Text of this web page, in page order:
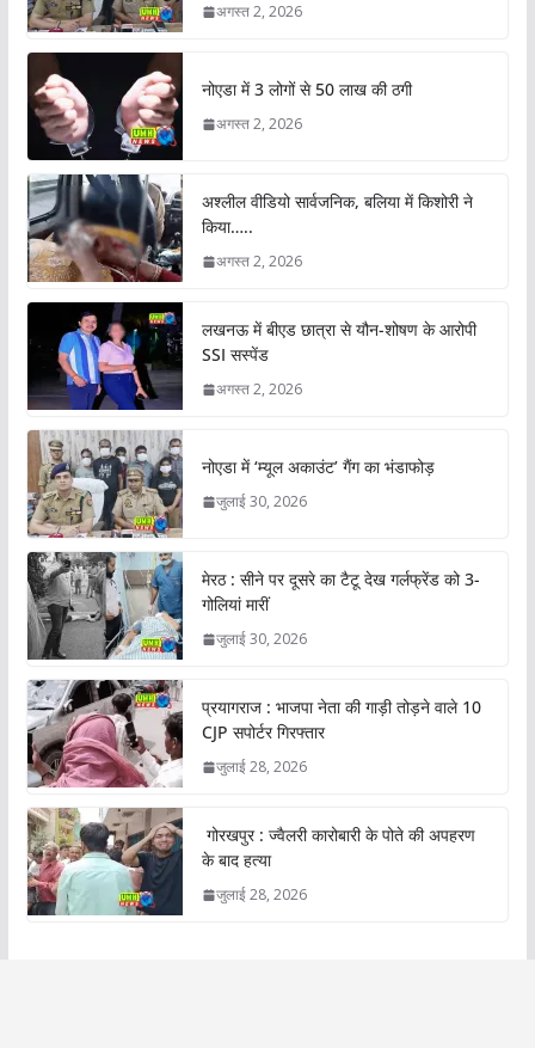
अगस्त 2, 2026
नोएडा में 3 लोगों से 50 लाख की ठगी
अगस्त 2, 2026
अश्लील वीडियो सार्वजनिक, बलिया में किशोरी ने
किया…..
अगस्त 2, 2026
लखनऊ में बीएड छात्रा से यौन-शोषण के आरोपी
SSI सस्पेंड
अगस्त 2, 2026
नोएडा में ‘म्यूल अकाउंट’ गैंग का भंडाफोड़
जुलाई 30, 2026
मेरठ : सीने पर दूसरे का टैटू देख गर्लफ्रेंड को 3-
गोलियां मारीं
जुलाई 30, 2026
प्रयागराज : भाजपा नेता की गाड़ी तोड़ने वाले 10
CJP सपोर्टर गिरफ्तार
जुलाई 28, 2026
गोरखपुर : ज्वैलरी कारोबारी के पोते की अपहरण
के बाद हत्या
जुलाई 28, 2026